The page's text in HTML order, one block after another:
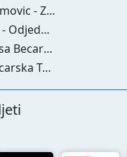
Nas
Ti
Tuga